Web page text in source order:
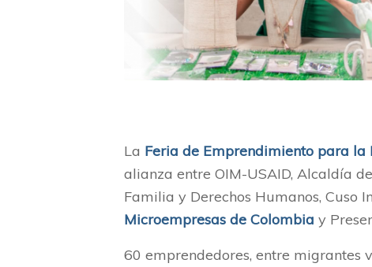
La Feria de Emprendimiento para la
alianza entre OIM-USAID, Alcaldía
Familia y Derechos Humanos, Cuso
Microempresas de Colombia y
60 emprendedores, entre migrantes